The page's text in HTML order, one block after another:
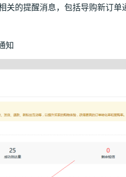
的提醒消息，包括导购新订单
知